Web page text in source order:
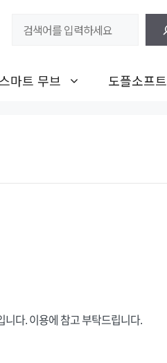
스마트 무브 도플소프트
니다. 이용에 참고 부탁드립니다.